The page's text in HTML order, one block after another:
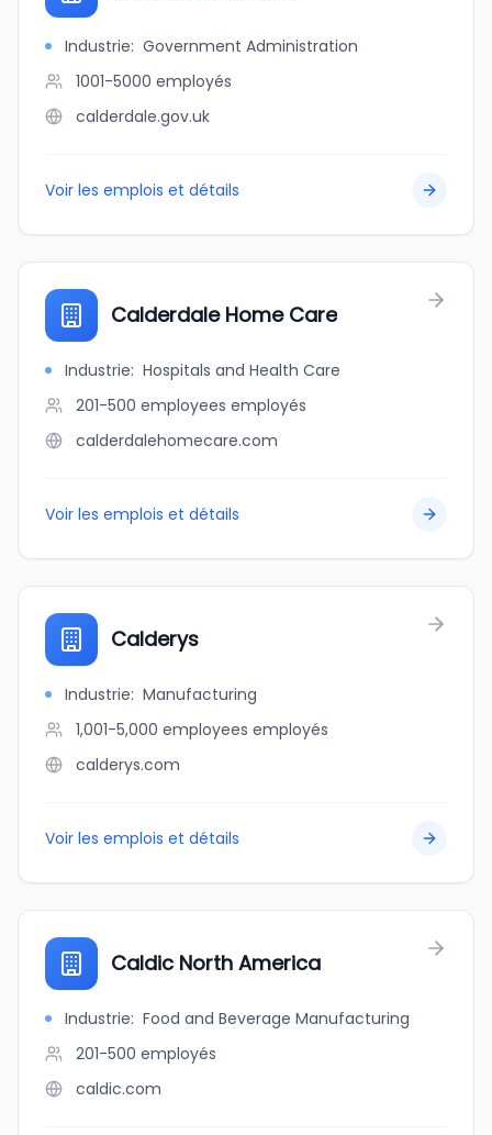
Industrie: Government Administration
1001-5000 employés
calderdale.gov.uk
Voir les emplois et détails
Calderdale Home Care
Industrie: Hospitals and Health Care
201-500 employees employés
calderdalehomecare.com
Voir les emplois et détails
Calderys
Industrie: Manufacturing
1,001-5,000 employees employés
calderys.com
Voir les emplois et détails
Caldic North America
Industrie: Food and Beverage Manufacturing
201-500 employés
caldic.com